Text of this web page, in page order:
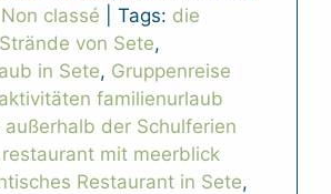
Non classé Tags: die
von Sete,
in Sete, Gruppenreise
familienurlaub
außerhalb der Schulferien
restaurant mit meerblick
Restaurant in Sete,